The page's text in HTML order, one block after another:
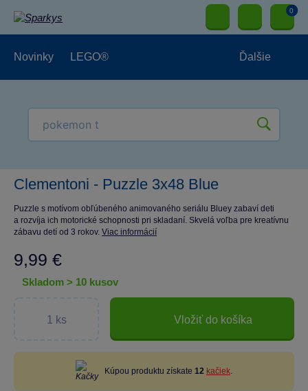
0
Novinky LEGO®
Hračky pre chlapcov
Hračky pre dievčatá Papierníctvo
Ďalšie
Clementoni - Puzzle 3x48 Blue
Puzzle s motívom obľúbeného animovaného seriálu Bluey zabaví deti
a rozvíja ich motorické schopnosti pri skladaní. Skvelá voľba pre kreatívnu
zábavu detí od 3 rokov. Viac informácií
9,99 €
skladom > 10 kusov
Vložiť do košíka
Kúpou produktu získate 12 kačiek.